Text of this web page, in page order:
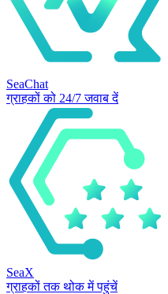
SeaChat
ग्राहकों को 24/7 जवाब दें
SeaX
ग्राहकों तक थोक में पहुंचें